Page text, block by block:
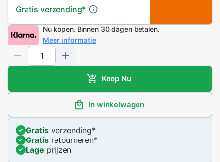
Gratis verzending*
Nu kopen. Binnen 30 dagen betalen.
Meer informatie
Koop Nu
In winkelwagen
Gratisverzending*
Gratisretourneren*
Lage prijzen